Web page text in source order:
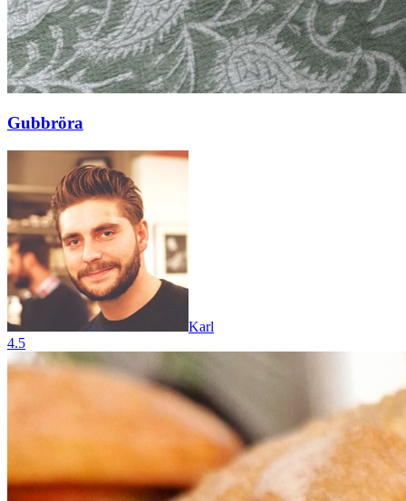
Gubbröra
Karl
4.5